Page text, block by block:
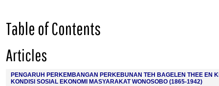
Table of Contents
Articles
PENGARUH PERKEMBANGAN PERKEBUNAN TEH BAGELEN THEE EN
KONDISI SOSIAL EKONOMI MASYARAKAT WONOSOBO (1865-1942)